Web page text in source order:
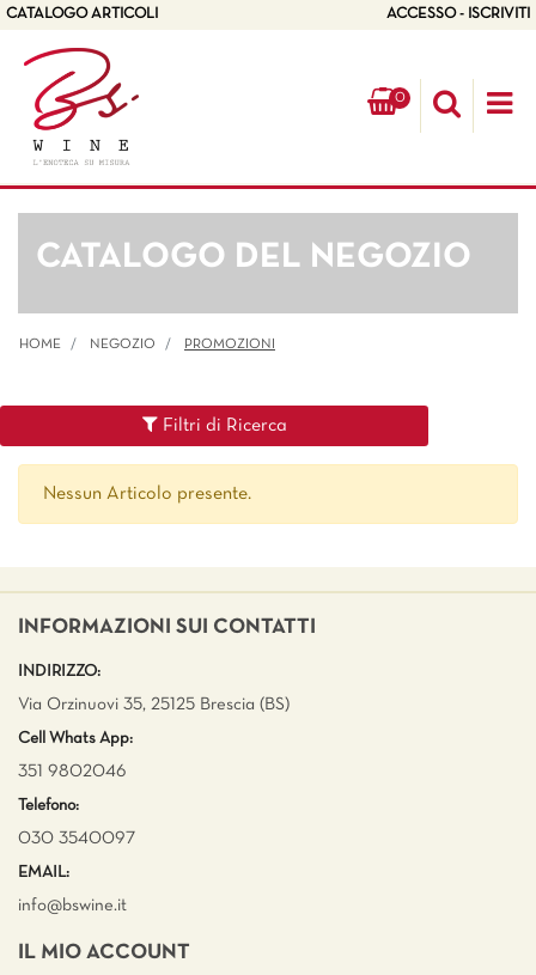
CATALOGO ARTICOLI ACCESSO - ISCRIVITI
0
CATALOGO DEL NEGOZIO
HOME NEGOZIO PROMOZIONI
Filtri di Ricerca
Nessun Articolo presente.
INFORMAZIONI SUI CONTATTI
INDIRIZZO:
Via Orzinuovi 35, 25125 Brescia (BS)
Cell Whats App:
351 9802046
Telefono:
030 3540097
EMAIL:
info@bswine.it
IL MIO ACCOUNT